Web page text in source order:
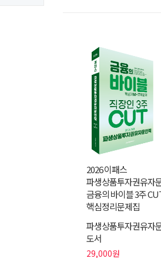
2026 이패스
파생상품투자권유자
금융의 바이블 3주
핵심정리문제집
파생상품투자권유자
도서
29,000원